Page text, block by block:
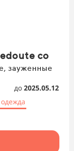
со
зауженные
до 2025.05.12